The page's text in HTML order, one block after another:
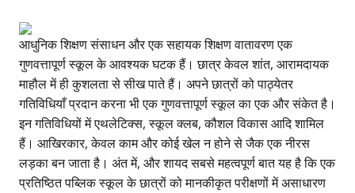
आधुनिक शिक्षण संसाधन और एक सहायक शिक्षण वातावरण एक
गुणवत्तापूर्ण स्कूल के आवश्यक घटक हैं। छात्र केवल शांत, आरामदायक
माहौल में ही कुशलता से सीख पाते हैं। अपने छात्रों को पाठ्येतर
गतिविधियाँ प्रदान करना भी एक गुणवत्तापूर्ण स्कूल का एक और संकेत है।
इन गतिविधियों में एथलेटिक्स, स्कूल क्लब, कौशल विकास आदि शामिल
हैं। आखिरकार, केवल काम और कोई खेल न होने से जैक एक नीरस
लड़का बन जाता है। अंत में, और शायद सबसे महत्वपूर्ण बात यह है कि एक
प्रतिष्ठित पब्लिक स्कूल के छात्रों को मानकीकृत परीक्षणों में असाधारण